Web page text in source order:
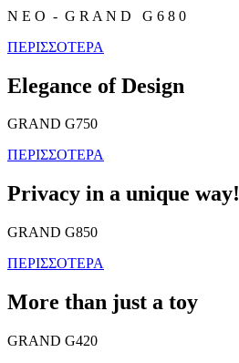
N E O - G R A N D G 6 8 0
ΠΕΡΙΣΣΟΤΕΡΑ
Elegance of Design
GRAND G750
ΠΕΡΙΣΣΟΤΕΡΑ
Privacy in a unique way!
GRAND G850
ΠΕΡΙΣΣΟΤΕΡΑ
More than just a toy
GRAND G420